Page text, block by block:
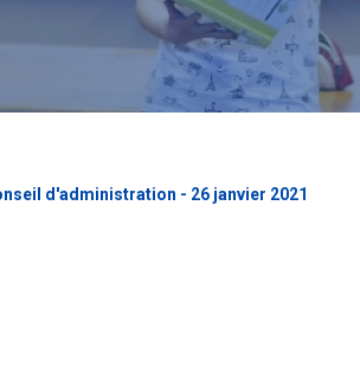
d'administration - 26 janvier 2021